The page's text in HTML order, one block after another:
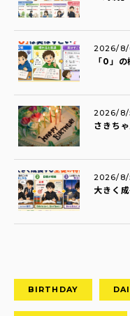
「0」の
2026/8/
さきち
2026/8/
大きく
2026/8/
BIRTHDAY